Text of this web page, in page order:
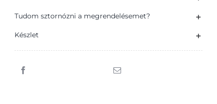
meggy
Tudom sztornózni a megrendelésemet?
Készlet